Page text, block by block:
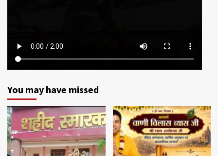
You may have missed